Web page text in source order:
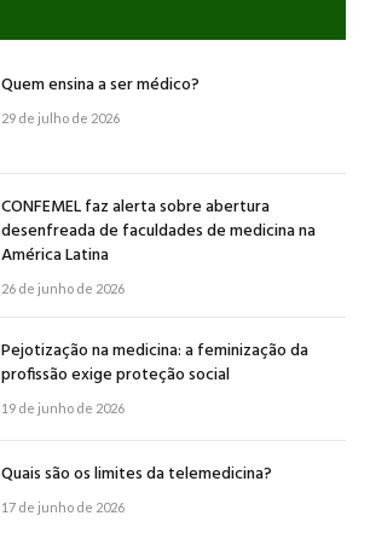
Quem ensina a ser médico?
29 de julho de 2026
CONFEMEL faz alerta sobre abertura
desenfreada de faculdades de medicina na
América Latina
26 de junho de 2026
Pejotização na medicina: a feminização da
profissão exige proteção social
19 de junho de 2026
Quais são os limites da telemedicina?
17 de junho de 2026